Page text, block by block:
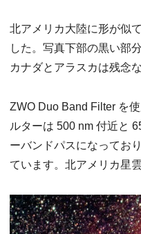
北アメリカ大陸に形が似
した。写真下部の黒い部
カナダとアラスカは残念
ZWO Duo Band Filter を
ルターは 500 nm 付近と
ーバンドパスになってお
ています。北アメリカ星